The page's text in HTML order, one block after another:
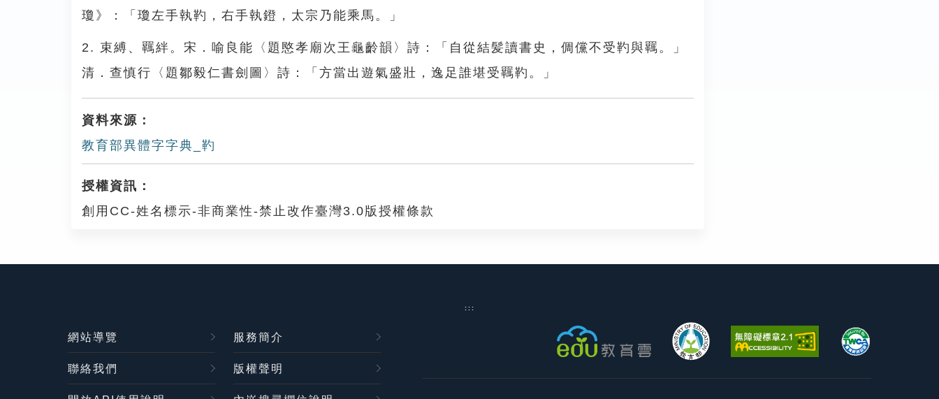
瓊》：「瓊左手執靮，右手執鐙，太宗乃能乘馬。」
2. 束縛、羈絆。宋．喻良能〈題愍孝廟次王龜齡韻〉詩：「自從結髪讀書史，倜儻不受靮與羈。」
清．查慎行〈題鄒毅仁書劍圖〉詩：「方當出遊氣盛壯，逸足誰堪受羈靮。」
資料來源：
教育部異體字字典_靮
授權資訊：
創用CC-姓名標示-非商業性-禁止改作臺灣3.0版授權條款
:::
網站導覽 服務簡介
聯絡我們 版權聲明